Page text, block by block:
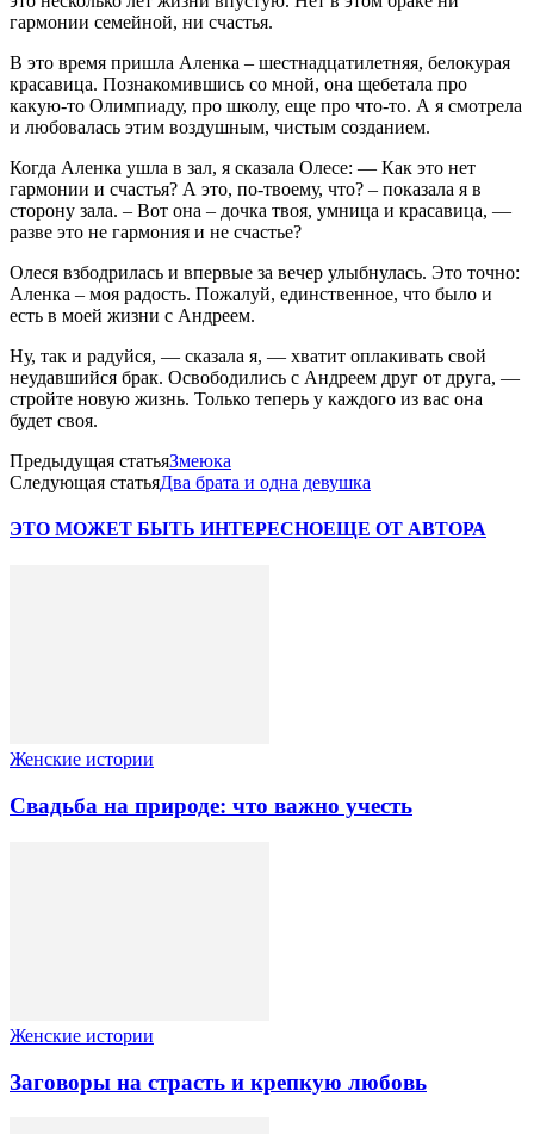
гармонии семейной, ни счастья.
В это время пришла Аленка – шестнадцатилетняя, белокурая
красавица. Познакомившись со мной, она щебетала про
какую-то Олимпиаду, про школу, еще про что-то. А я смотрела
и любовалась этим воздушным, чистым созданием.
Когда Аленка ушла в зал, я сказала Олесе: — Как это нет
гармонии и счастья? А это, по-твоему, что? – показала я в
сторону зала. – Вот она – дочка твоя, умница и красавица, —
разве это не гармония и не счастье?
Олеся взбодрилась и впервые за вечер улыбнулась. Это точно:
Аленка – моя радость. Пожалуй, единственное, что было и
есть в моей жизни с Андреем.
Ну, так и радуйся, — сказала я, — хватит оплакивать свой
неудавшийся брак. Освободились с Андреем друг от друга, —
стройте новую жизнь. Только теперь у каждого из вас она
будет своя.
Предыдущая статьяЗмеюка
Следующая статьяДва брата и одна девушка
ЭТО МОЖЕТ БЫТЬ ИНТЕРЕСНОЕЩЕ ОТ АВТОРА
Женские истории
Свадьба на природе: что важно учесть
Женские истории
Заговоры на страсть и крепкую любовь